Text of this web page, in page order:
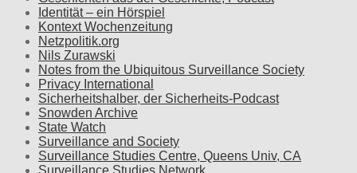
Identität – ein Hörspiel
Kontext Wochenzeitung
Netzpolitik.org
Nils Zurawski
Notes from the Ubiquitous Surveillance Society
Privacy International
Sicherheitshalber, der Sicherheits-Podcast
Snowden Archive
State Watch
Surveillance and Society
Surveillance Studies Centre, Queens Univ, CA
Surveillance Studies Network